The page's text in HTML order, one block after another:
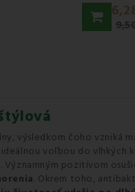
výsledkom čoho vzniká
voľbou do vlhkých
pozitívom
. Okrem toho,